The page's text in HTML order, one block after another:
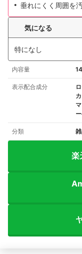
垂れにくく周囲を
気になる
特になし
内容量
表示配合成分
分類
楽